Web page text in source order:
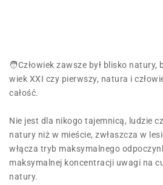
🧑Człowiek zawsze był blisko natury,
wiek XXI czy pierwszy, natura i
całość.
Nie jest dla nikogo tajemnicą, ludzie
natury niż w mieście, zwłaszcza w
włącza tryb maksymalnego
maksymalnej koncentracji uwagi na
natury.